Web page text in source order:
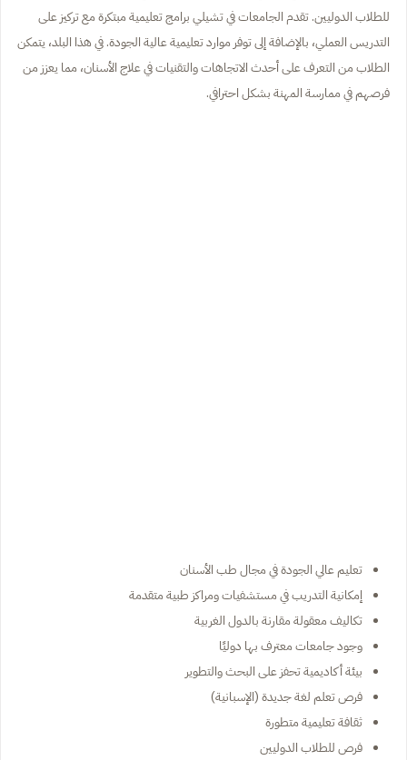
للطلاب الدوليين. تقدم الجامعات في تشيلي برامج تعليمية مبتكرة مع تركيز على
التدريس العملي، بالإضافة إلى توفر موارد تعليمية عالية الجودة. في هذا البلد، يتمكن
الطلاب من التعرف على أحدث الاتجاهات والتقنيات في علاج الأسنان، مما يعزز من
فرصهم في ممارسة المهنة بشكل احترافي.
تعليم عالي الجودة في مجال طب الأسنان
إمكانية التدريب في مستشفيات ومراكز طبية متقدمة
تكاليف معقولة مقارنة بالدول الغربية
وجود جامعات معترف بها دوليًا
بيئة أكاديمية تحفز على البحث والتطوير
فرص تعلم لغة جديدة (الإسبانية)
ثقافة تعليمية متطورة
فرص للطلاب الدوليين